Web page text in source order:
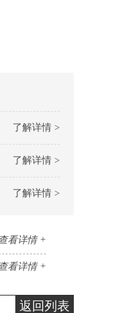
了解详情 >
了解详情 >
了解详情 >
查看详情 +
查看详情 +
返回列表